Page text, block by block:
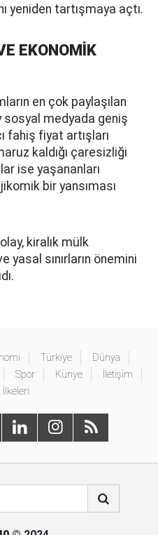
yeniden tartışmaya açtı.
EKONOMİK
en çok paylaşılan
sosyal medyada geniş
fahiş fiyat artışları
kaldığı çaresizliği
ise yaşananları
bir yansıması
kiralık mülk
yasal sınırların önemini
Türkiye
Dünya
Spor Künye
İletişim
İlkeleri